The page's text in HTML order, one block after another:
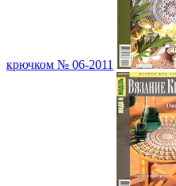
крючком № 06-2011